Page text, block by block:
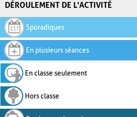
DÉROULEMENT DE L'ACTIVITÉ
Sporadiques
En plusieurs séances
En classe seulement
Hors classe